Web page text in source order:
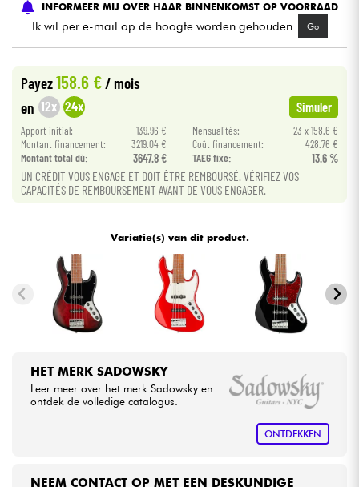
HiFi
Sets
INFORMEER MIJ OVER HAAR BINNENKOMST OP VOORRAAD
Ik wil per e-mail op de hoogte worden gehouden Go
Payez158.6 € / mois
en 12x 24x Simuler
Apport initial: 139.96 € Mensualités:
23 x 158.6 €
Montant financement:
3219.04 € Coût financement:
428.76 €
Montant total dù:
3647.8 € TAEG fixe: 13.6 %
UN CRÉDIT VOUS ENGAGE ET DOIT ÊTRE REMBOURSÉ. VÉRIFIEZ VOS
CAPACITÉS DE REMBOURSEMENT AVANT DE VOUS ENGAGER.
Variatie(s) van dit product.
HET MERK SADOWSKY
Leer meer over het merk Sadowsky en
ontdek de volledige catalogus.
ONTDEKKEN
NEEM CONTACT OP MET EEN DESKUNDIGE